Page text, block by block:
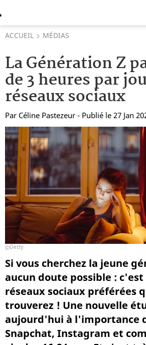
ACCUEIL MÉDIAS
La Génération Z
de 3 heures par
réseaux sociaux
Par Céline Pastezeur - Publié le 27 Jan
Getty
Si vous cherchez la jeune
aucun doute possible : c'est
réseaux sociaux préférées
trouverez ! Une nouvelle
aujourd'hui à l'importance
Snapchat, Instagram et